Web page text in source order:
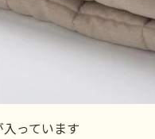
っています